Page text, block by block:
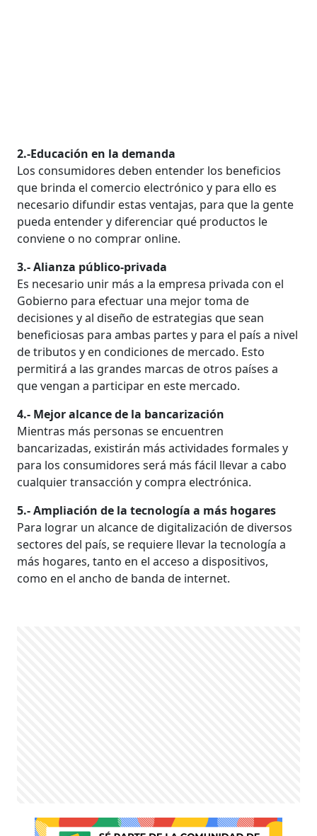
2.-Educación en la demanda
Los consumidores deben entender los beneficios
que brinda el comercio electrónico y para ello es
necesario difundir estas ventajas, para que la gente
pueda entender y diferenciar qué productos le
conviene o no comprar online.
3.- Alianza público-privada
Es necesario unir más a la empresa privada con el
Gobierno para efectuar una mejor toma de
decisiones y al diseño de estrategias que sean
beneficiosas para ambas partes y para el país a nivel
de tributos y en condiciones de mercado. Esto
permitirá a las grandes marcas de otros países a
que vengan a participar en este mercado.
4.- Mejor alcance de la bancarización
Mientras más personas se encuentren
bancarizadas, existirán más actividades formales y
para los consumidores será más fácil llevar a cabo
cualquier transacción y compra electrónica.
5.- Ampliación de la tecnología a más hogares
Para lograr un alcance de digitalización de diversos
sectores del país, se requiere llevar la tecnología a
más hogares, tanto en el acceso a dispositivos,
como en el ancho de banda de internet.